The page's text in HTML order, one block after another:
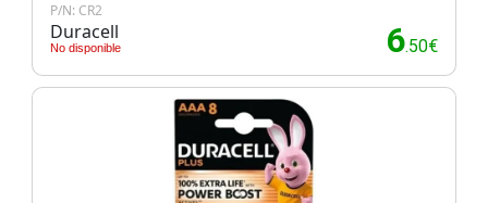
P/N: CR2
Duracell
No disponible 6.50€